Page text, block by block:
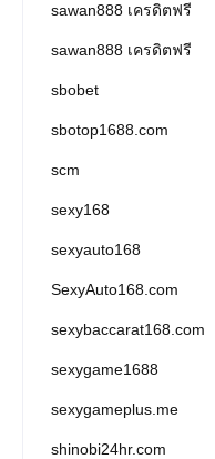
sawan888 เครดิตฟรี
sawan888 เครดิตฟรี
sbobet
sbotop1688.com
scm
sexy168
sexyauto168
SexyAuto168.com
sexybaccarat168.com
sexygame1688
sexygameplus.me
shinobi24hr.com